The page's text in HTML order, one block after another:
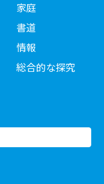
家庭
書道
情報
総合的な探究